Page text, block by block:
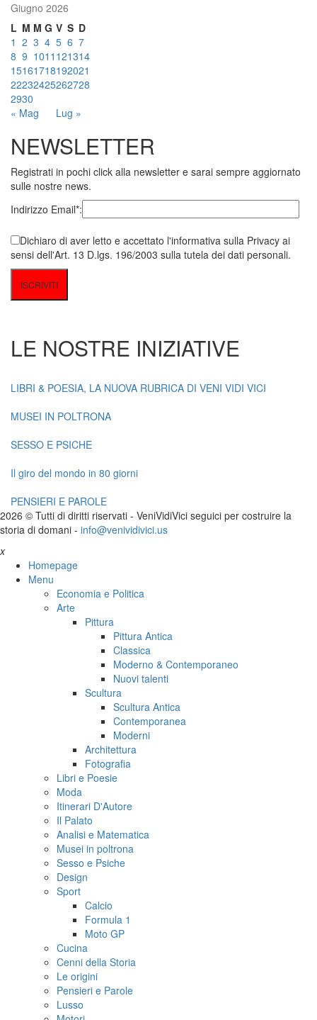
Giugno 2026
L M M G V S D
« Mag Lug »
1 2 3 4 5 6 7
8 9 1011 121314
15161718192021
22232425262728
2930
NEWSLETTER
Registrati in pochi click alla newsletter e sarai sempre aggiornato
sulle nostre news.
Indirizzo Email*:
Dichiaro di aver letto e accettato l'informativa sulla Privacy ai
sensi dell'Art. 13 D.lgs. 196/2003 sulla tutela dei dati personali.
LE NOSTRE INIZIATIVE
LIBRI & POESIA, LA NUOVA RUBRICA DI VENI VIDI VICI
MUSEI IN POLTRONA
SESSO E PSICHE
Il giro del mondo in 80 giorni
PENSIERI E PAROLE
2026 © Tutti di diritti riservati - VeniVidiVici seguici per costruire la
storia di domani - info@venividivici.us
x
Homepage
Menu
Economia e Politica
Arte
Pittura
Pittura Antica
Classica
Moderno & Contemporaneo
Nuovi talenti
Scultura
Scultura Antica
Contemporanea
Moderni
Architettura
Fotografia
Libri e Poesie
Moda
Itinerari D'Autore
Il Palato
Analisi e Matematica
Musei in poltrona
Sesso e Psiche
Design
Sport
Calcio
Formula 1
Moto GP
Cucina
Cenni della Storia
Le origini
Pensieri e Parole
Lusso